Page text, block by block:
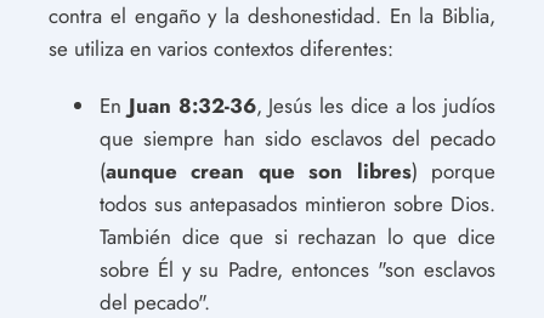
contra el engaño y la deshonestidad. En la Biblia,
se utiliza en varios contextos diferentes:
En Juan 8:32-36, Jesús les dice a los judíos
que siempre han sido esclavos del pecado
(aunque crean que son libres) porque
todos sus antepasados mintieron sobre Dios.
También dice que si rechazan lo que dice
sobre Él y su Padre, entonces "son esclavos
del pecado".